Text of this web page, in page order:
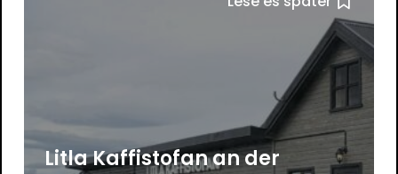
Litla Kaffistofan an der